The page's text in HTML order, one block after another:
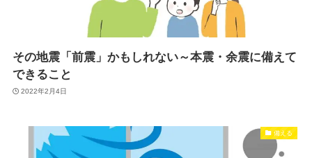
その地震「前震」かもしれない～本震・余震に備えて
できること
2022年2月4日
備える